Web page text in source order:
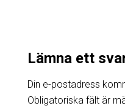
Lämna ett
Din e-postadress
Obligatoriska fält är